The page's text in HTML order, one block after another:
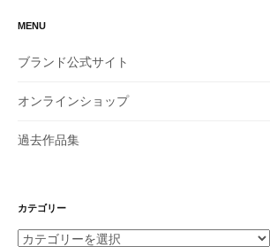
MENU
ブランド公式サイト
オンラインショップ
過去作品集
カテゴリー
カ